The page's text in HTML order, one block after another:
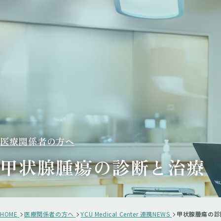
医療関係者の方へ
甲状腺腫瘍の診断と治療
HOME 医療関係者の方へ YCU Medical Center 連携NEWS 甲状腺腫瘍の